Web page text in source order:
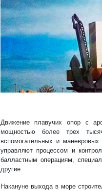
Движение плавучих опор с
мощностью более трех
вспомогательных и
управляют процессом и
балластным операциям,
другие.
Накануне выхода в море